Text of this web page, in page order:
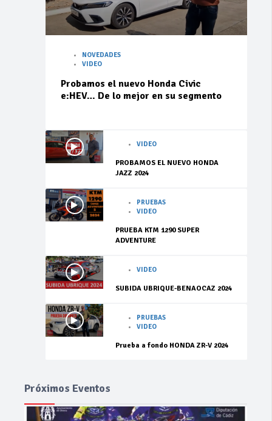
NOVEDADES
VIDEO
Probamos el nuevo Honda Civic
e:HEV… De lo mejor en su segmento
VIDEO
PROBAMOS EL NUEVO HONDA
JAZZ 2024
PRUEBAS
VIDEO
PRUEBA KTM 1290 SUPER
ADVENTURE
VIDEO
SUBIDA UBRIQUE-BENAOCAZ 2024
PRUEBAS
VIDEO
Prueba a fondo HONDA ZR-V 2024
Próximos Eventos